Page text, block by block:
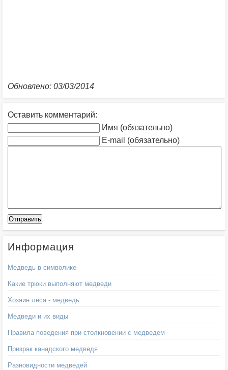
Обновлено: 03/03/2014
Оставить комментарий:
Имя (обязательно)
E-mail (обязательно)
Информация
Медведь в символике
Какие трюки выполняют медведи
Хозяин леса - медведь
Медведи и их виды
Правила поведения при столкновении с медведем
Призрак канадского медведя
Разновидности медведей